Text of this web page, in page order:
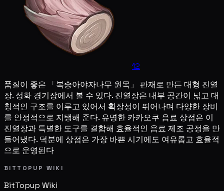
12
품질이 좋은 「복숭아야자나무 원목」 판재로 만든 대형 진열
장. 성화 경기장에서 볼 수 있다. 진열장은 내부 공간이 넓고 대
칭적인 구조를 이루고 있어서 확장성이 뛰어나며 다양한 장비
를 안정적으로 지탱해 준다. 유명한 카카오쿠 음료 상점은 이
진열장과 특별한 도구를 결합해 효율적인 음료 제조 공정을 만
들어냈다. 덕분에 상점은 가장 바쁜 시기에도 여유롭고 효율적
으로 운영된다
BITTOPUP WIKI
BitTopup Wiki